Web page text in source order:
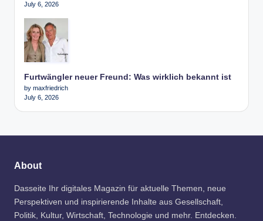
July 6, 2026
Furtwängler neuer Freund: Was wirklich bekannt ist
by maxfriedrich
July 6, 2026
About
Dasseite Ihr digitales Magazin für aktuelle Themen, neue
Perspektiven und inspirierende Inhalte aus Gesellschaft,
Politik, Kultur, Wirtschaft, Technologie und mehr. Entdecken.